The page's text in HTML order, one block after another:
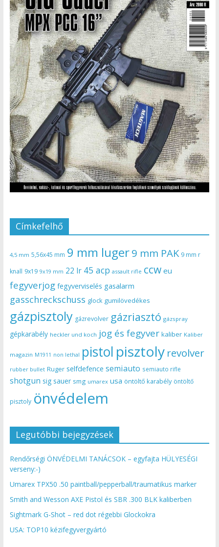
Címkefelhő
4,5 mm 5,56x45 mm 9 mm luger9 mm PAK 9 mm r
knall 9x19 9x19 mm 22 lr 45 acp assault rifle ccw eu
fegyverjog fegyverviselés gasalarm
gasschreckschuss glock gumilövedékes
gázpisztoly gázrevolver gázriasztó gázspray
gépkarabély heckler und koch jog és fegyver kaliber Kaliber
magazin M1911 non lethal pistol pisztoly revolver
rubber bullet Ruger selfdefence semiauto semiauto rifle
shotgun sig sauer smg umarex usa öntöltő karabély öntöltő
pisztoly önvédelem
Legutóbbi bejegyzések
Rendőrségi ÖNVÉDELMI TANÁCSOK – egyfajta HÜLYESÉGI
verseny:-)
Umarex TPX50 .50 paintball/pepperball/traumatikus marker
Smith and Wesson AXE Pistol és SBR .300 BLK kaliberben
Sightmark G-Shot – red dot régebbi Glockokra
USA: TOP10 kézifegyvergyártó